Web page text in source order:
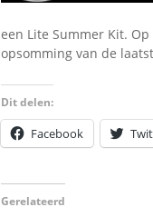
een Lite Summer Kit.
opsomming van de
Dit delen:
Facebook
Gerelateerd